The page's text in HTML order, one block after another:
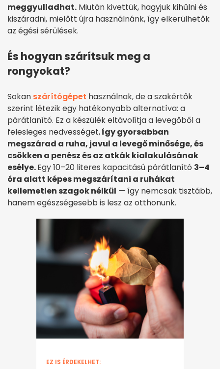
meggyulladhat. Miután kivettük, hagyjuk kihűlni és
kiszáradni, mielőtt újra használnánk, így elkerülhetők
az égési sérülések.
És hogyan szárítsuk meg a
rongyokat?
Sokan szárítógépet használnak, de a szakértők
szerint létezik egy hatékonyabb alternatíva: a
párátlanító. Ez a készülék eltávolítja a levegőből a
felesleges nedvességet,így gyorsabban
megszárad a ruha, javul a levegő minősége, és
csökken a penész és az atkák kialakulásának
esélye.Egy 10–20 literes kapacitású párátlanító 3–4
óra alatt képes megszárítani a ruhákat
kellemetlen szagok nélkül — így nemcsak tisztább,
hanem egészségesebb is lesz az otthonunk.
EZ IS ÉRDEKELHET: